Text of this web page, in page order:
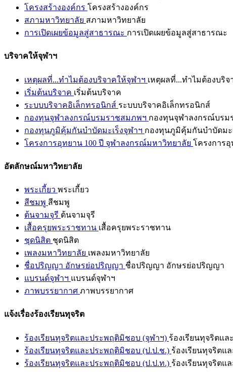
โครงสร้างองค์กร โครงสร้างองค์กร
สภามหาวิทยาลัย สภามหาวิทยาลัย
การเปิดเผยข้อมูลสู่สาธารณะ การเปิดเผยข้อมูลสู่สาธารณะ
บริจาคให้จุฬาฯ
เหตุผลที่...ทำไมต้องบริจาคให้จุฬาฯ เหตุผลที่...ทำไมต้องบริจ
เริ่มต้นบริจาค เริ่มต้นบริจาค
ระบบบริจาคอิเล็กทรอนิกส์ ระบบบริจาคอิเล็กทรอนิกส์
กองทุนจุฬาลงกรณ์บรมราชสมภพฯ กองทุนจุฬาลงกรณ์บรม
กองทุนภูมิคุ้มกันบำบัดมะเร็งจุฬาฯ กองทุนภูมิคุ้มกันบำบัดมะ
โครงการอุทยาน 100 ปี จุฬาลงกรณ์มหาวิทยาลัย โครงการ
อัตลักษณ์มหาวิทยาลัย
พระเกี้ยว พระเกี้ยว
สีชมพู สีชมพู
ต้นจามจุรี ต้นจามจุรี
เสื้อครุยพระราชทาน เสื้อครุยพระราชทาน
ชุดนิสิต ชุดนิสิต
เพลงมหาวิทยาลัย เพลงมหาวิทยาลัย
ชื่อปริญญา อักษรย่อปริญญา ชื่อปริญญา อักษรย่อปริญญา
แบรนด์จุฬาฯ แบรนด์จุฬาฯ
ภาพบรรยากาศ ภาพบรรยากาศ
แจ้งเรื่องร้องเรียนทุจริต
ร้องเรียนทุจริตและประพฤติมิชอบ (จุฬาฯ) ร้องเรียนทุจริตแ
ร้องเรียนทุจริตและประพฤติมิชอบ (ป.ป.ช.) ร้องเรียนทุจริตแ
ร้องเรียนทุจริตและประพฤติมิชอบ (ป.ป.ท.) ร้องเรียนทุจริตแ